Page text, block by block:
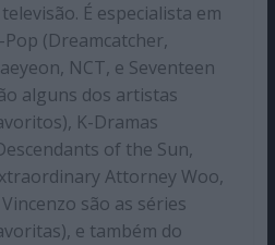
É especialista em
Pop (Dreamcatcher,
NCT, e Seventeen
alguns dos artistas
K-Dramas
of the Sun,
Attorney Woo,
são as séries
e também do